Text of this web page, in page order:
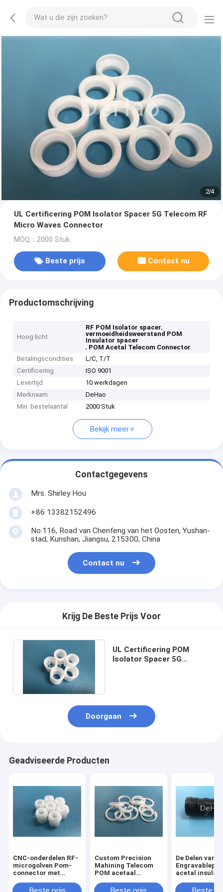
2/4
UL Certificering POM Isolator Spacer 5G Telecom RF
Micro Waves Connector
MOQ：2000 Stuk
Beste prijs Contact nu
Productomschrijving
Hoog licht
RF POM Isolator spacer,
vermoeidheidsweerstand POM
Insulator spacer
, POM Acetal Telecom Connector
Betalingscondities
L/C, T/T
Certificering
ISO 9001
Levertijd
10 werkdagen
Merknaam
DeHao
Min. bestelaantal
2000 Stuk
Bekijk meer
Contactgegevens
Mrs. Shirley Hou
+86 13382152496
No.116, Road van Chenfeng van het Oosten, Yushan-
stad, Kunshan, Jiangsu, 215300, China
Contact nu
Krijg De Beste Prijs Voor
UL Certificering POM
Isolator Spacer 5G
Doorgaan
Geadviseerde Producten
CNC-onderdelen RF-
microgolven Pom-
connector met
oplosmiddelstijfheid
Custom Precision
Mahining Telecom
POM acetaal
De Delen van
acetal
automotive